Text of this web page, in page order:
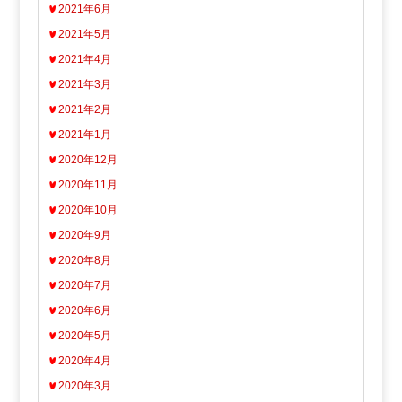
2021年6月
2021年5月
2021年4月
2021年3月
2021年2月
2021年1月
2020年12月
2020年11月
2020年10月
2020年9月
2020年8月
2020年7月
2020年6月
2020年5月
2020年4月
2020年3月